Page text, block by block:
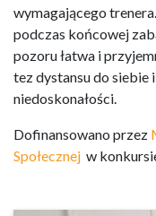
wymagającego
podczas końcowej
pozoru łatwa i
tez dystansu do siebie
niedoskonałości.
Dofinansowano przez
Społecznej w